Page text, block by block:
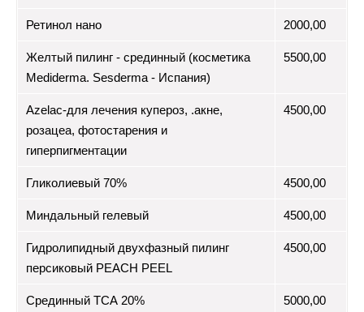
Ретинол нано 2000,00
Желтый пилинг - срединный (косметика
Mediderma. Sesderma - Испания)
5500,00
Azelac-для лечения купероз, .акне,
розацеа, фотостарения и
гиперпигментации
4500,00
Гликолиевый 70% 4500,00
Миндальный гелевый 4500,00
Гидролипидный двухфазный пилинг
персиковый PEACH PEEL
4500,00
Срединный ТСА 20% 5000,00